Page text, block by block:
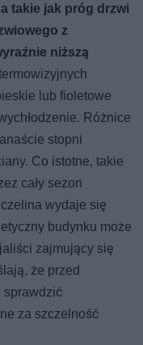
takie jak próg drzwi
z
niższą
lub fioletowe
Różnice
stopni
Co istotne, takie
cały sezon
wydaje się
budynku może
zajmujący się
że przed
sprawdzić
za szczelność